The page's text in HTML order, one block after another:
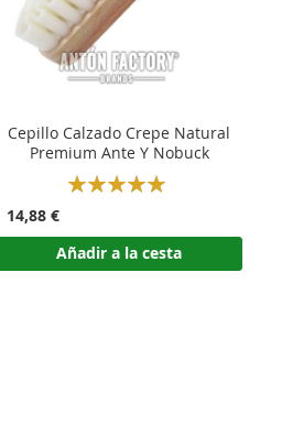
Cepillo Calzado Crepe Natural
Premium Ante Y Nobuck
Rating:
14,88 €
Añadir a la cesta